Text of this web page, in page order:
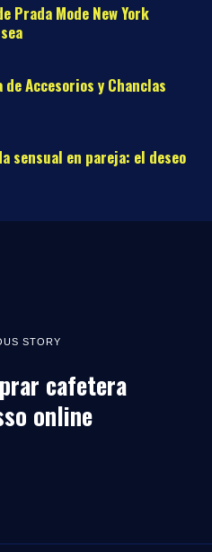
Prada Mode New York
Accesorios y Chanclas
sensual en pareja: el deseo
STORY
cafetera
online